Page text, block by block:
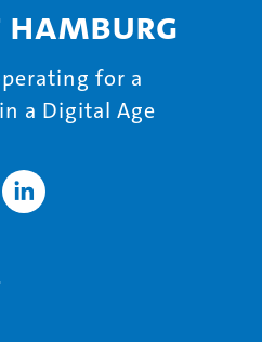
for a
a Digital Age